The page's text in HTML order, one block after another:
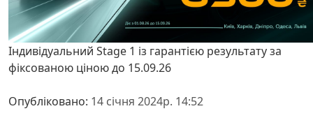
Індивідуальний Stage 1 із гарантією результату за
фіксованою ціною до 15.09.26
Опубліковано: 14 січня 2024р. 14:52